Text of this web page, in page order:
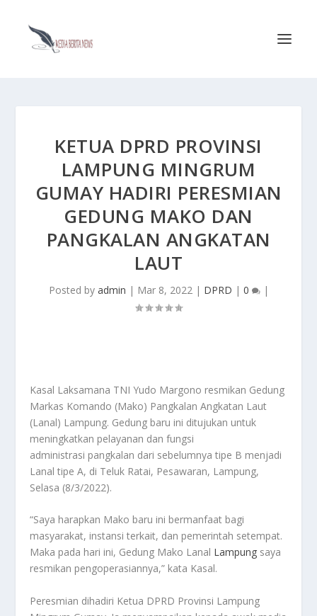
KETUA DPRD PROVINSI
LAMPUNG MINGRUM
GUMAY HADIRI PERESMIAN
GEDUNG MAKO DAN
PANGKALAN ANGKATAN
LAUT
Posted by admin | Mar 8, 2022| DPRD | 0 |
Kasal Laksamana TNI Yudo Margono resmikan Gedung
Markas Komando (Mako) Pangkalan Angkatan Laut
(Lanal) Lampung. Gedung baru ini ditujukan untuk
meningkatkan pelayanan dan fungsi
administrasi pangkalan dari sebelumnya tipe B menjadi
Lanal tipe A, di Teluk Ratai, Pesawaran, Lampung,
Selasa (8/3/2022).
“Saya harapkan Mako baru ini bermanfaat bagi
masyarakat, instansi terkait, dan pemerintah setempat.
Maka pada hari ini, Gedung Mako Lanal Lampung saya
resmikan pengoperasiannya,” kata Kasal.
Peresmian dihadiri Ketua DPRD Provinsi Lampung